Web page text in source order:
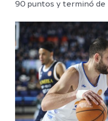
90 puntos y terminó de